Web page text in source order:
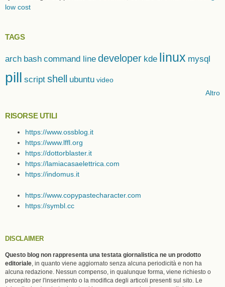
low cost
TAGS
arch bash command line developer kde linux mysql
pill script shell ubuntu video
Altro
RISORSE UTILI
https://www.ossblog.it
https://www.lffl.org
https://dottorblaster.it
https://lamiacasaelettrica.com
https://indomus.it
https://www.copypastecharacter.com
https://symbl.cc
DISCLAIMER
Questo blog non rappresenta una testata giornalistica ne un prodotto
editoriale, in quanto viene aggiornato senza alcuna periodicità e non ha
alcuna redazione. Nessun compenso, in qualunque forma, viene richiesto o
percepito per l'inserimento o la modifica degli articoli presenti sul sito. Le